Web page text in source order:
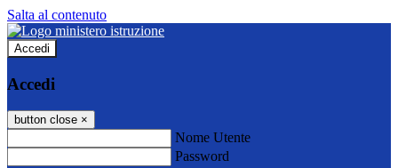
Salta al contenuto
Accedi
Accedi
button close ×
Nome Utente
Password